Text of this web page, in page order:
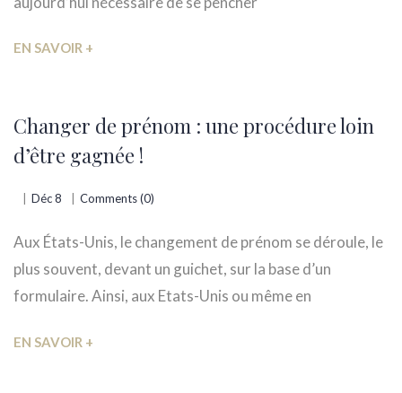
EN SAVOIR +
Changer de prénom : une procédure loin
d’être gagnée !
Déc 8 Comments (0)
Aux États-Unis, le changement de prénom se déroule, le
plus souvent, devant un guichet, sur la base d’un
formulaire. Ainsi, aux Etats-Unis ou même en
EN SAVOIR +